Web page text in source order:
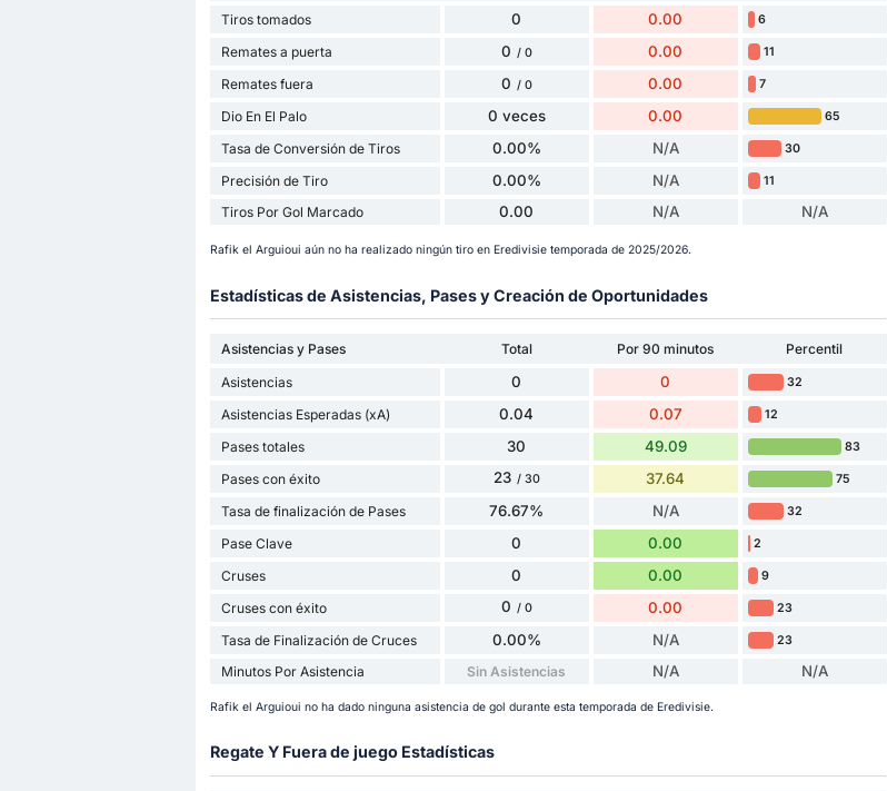
Tiros tomados
0 0.00 6
Remates a puerta 0 / 0 0.00 11
Remates fuera 0 / 0 0.00 7
Dio En El Palo 0 veces 0.00 65
Tasa de Conversión de Tiros 0.00% N/A 30
Precisión de Tiro 0.00% N/A 11
Tiros Por Gol Marcado 0.00 N/A N/A
Rafik el Arguioui aún no ha realizado ningún tiro en Eredivisie temporada de 2025/2026.
Estadísticas de Asistencias, Pases y Creación de Oportunidades
Asistencias y Pases Total Por 90 minutos
Percentil
Asistencias
0 0 32
Asistencias Esperadas (xA) 0.04 0.07 12
Pases totales 30 49.09 83
Pases con éxito 23 / 30 37.64 75
Tasa de finalización de Pases 76.67% N/A 32
Pase Clave 0 0.00 2
Cruses 0 0.00 9
Cruses con éxito 0 / 0 0.00 23
Tasa de Finalización de Cruces 0.00% N/A 23
Minutos Por Asistencia Sin Asistencias N/A N/A
Rafik el Arguioui no ha dado ninguna asistencia de gol durante esta temporada de Eredivisie.
Regate Y Fuera de juego Estadísticas